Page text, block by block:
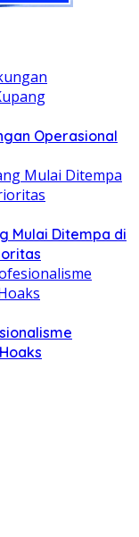
Operasional
Mulai Ditempa di